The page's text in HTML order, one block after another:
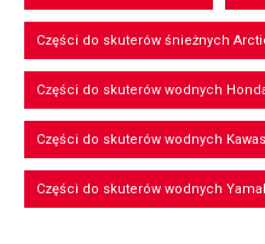
Części do skuterów śnieżnych
Części do skuterów wodnych
Części do skuterów wodnych
Części do skuterów wodnych